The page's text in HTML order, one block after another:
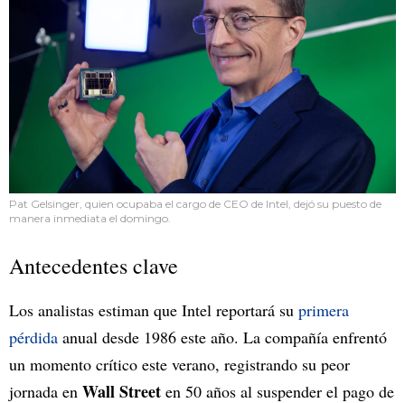
Pat Gelsinger, quien ocupaba el cargo de CEO de Intel, dejó su puesto de
manera inmediata el domingo.
Antecedentes clave
Los analistas estiman que Intel reportará su primera
pérdida anual desde 1986 este año. La compañía enfrentó
un momento crítico este verano, registrando su peor
jornada en Wall Street en 50 años al suspender el pago de